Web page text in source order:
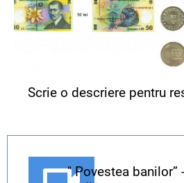
Scrie o descriere pentru
" Povestea banilor”